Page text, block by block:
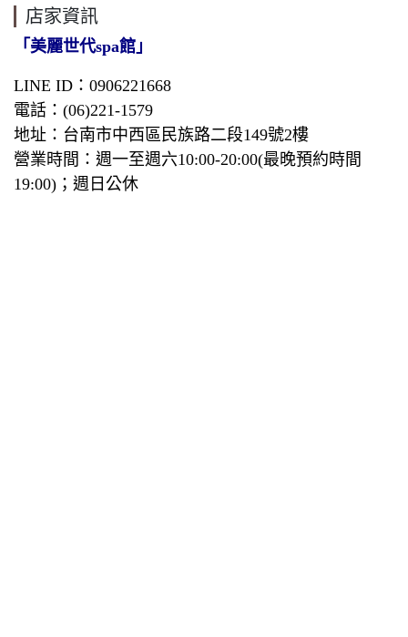
店家資訊
「美麗世代spa館」
LINE ID：0906221668
電話：(06)221-1579
地址：台南市中西區民族路二段149號2樓
營業時間：週一至週六10:00-20:00(最晚預約時間
19:00)；週日公休